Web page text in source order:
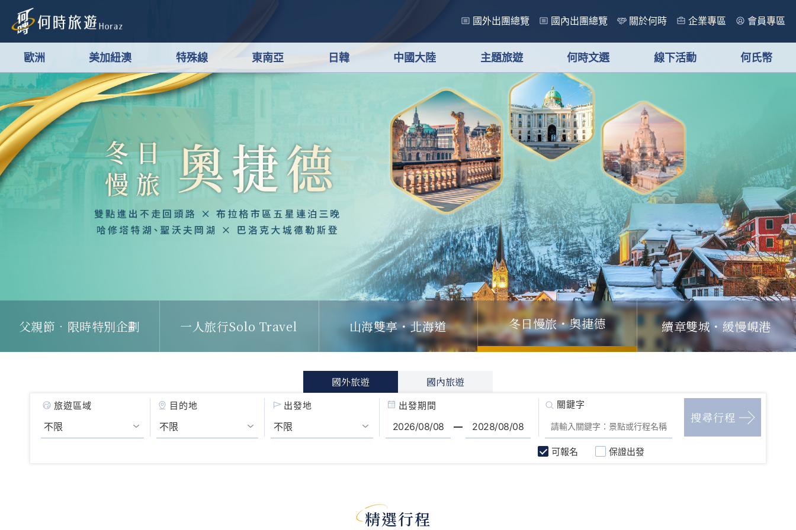
國外出團總覽 國內出團總覽 關於何時 企業專區 會員專區
歐洲 美加紐澳 特殊線 東南亞 日韓 中國大陸 主題旅遊 何時文選 線下活動 何氏幣
父親節．限時特別企劃 一人旅行Solo Travel 山海雙享・北海道 冬日慢旅・奧捷德 續章雙城・緩慢峴港
國外旅遊 國內旅遊
旅遊區域 目的地 出發地 出發期間
可報名 保證出發
精選行程